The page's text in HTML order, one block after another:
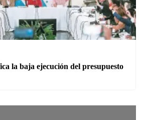
la baja ejecución del presupuesto